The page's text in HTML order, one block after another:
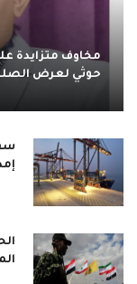
مخاوف متزايدة
حوثي لعرض